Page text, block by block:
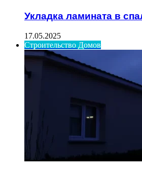
Укладка ламината в
17.05.2025
Строительство Домов